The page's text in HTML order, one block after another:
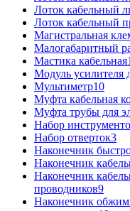
Лоток кабельный
Лоток кабельный
Магистральная
Малогабаритный
Мастика кабельная1
Модуль усилителя
Мультиметр10
Муфта кабельная
Муфта трубы для
Набор
Набор отверток3
Наконечник
Наконечник
Наконечник
проводников9
Наконечник